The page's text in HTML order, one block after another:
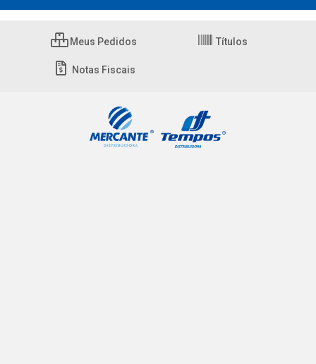
Meus Pedidos Títulos
Notas Fiscais